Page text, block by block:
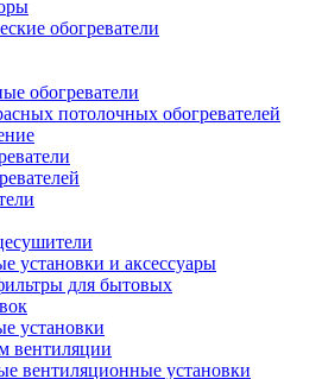
обогреватели
обогреватели
потолочных обогревателей
установки и аксессуары
для бытовых
установки
вентиляции
вентиляционные установки